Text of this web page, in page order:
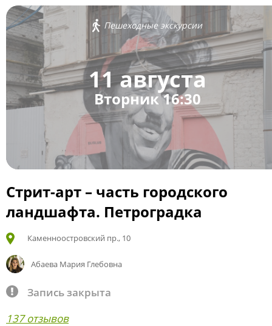
Пешеходные экскурсии
11 августа
Вторник 16:30
Стрит-арт – часть городского
ландшафта. Петроградка
Каменноостровский пр., 10
Абаева Мария Глебовна
Запись закрыта
137 отзывов